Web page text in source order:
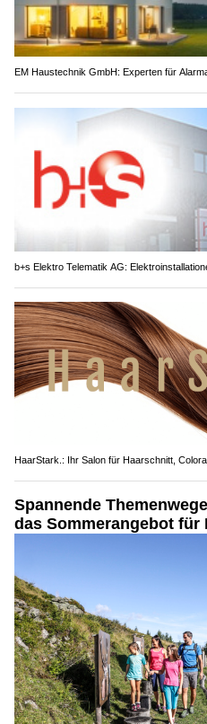
EM Haustechnik GmbH: Experten für
b+s Elektro Telematik AG:
HaarStark.: Ihr Salon für Haarschnitt,
Spannende
das Sommerangebot für